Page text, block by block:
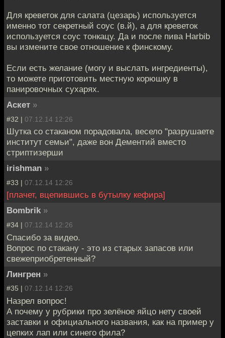
Для креветок для салата (цезарь) используется
именно тот секретный соус (в.й), а для креветок
используется соус тонкацу. Да и после пива Harbib
вы измените свое отношение к финскому.
Если есть желание (могу и выслать ингредиенты),
то можете приготовить местную корюшку в
панировочных сухарях.
Aскет »
#32 | 07.12.14 12:26
Шутка со стаканом порадовала, весело "разрушаете
институт семьи", даже вон Дементий вместо
стриптизерши
irishman »
#33 | 07.12.14 12:26
[плачет, вцепившись в бутылку кефира]
Bombrik »
#34 | 07.12.14 12:26
Спасибо за видео.
Вопрос по стакану - это из старых запасов или
свежеприобретенный?
Лингрен »
#35 | 07.12.14 12:26
Назрел вопрос!
А почему у рубрики про зелёное яйцо нету своей
заставки и официального названия, как на пример у
цепких лап или синего фила?